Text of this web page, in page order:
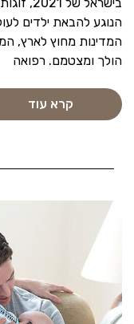
הנוגע להבאת ילדים
המדינות מחוץ לארץ,
הולך ומצטמם. רפואה
קרא עוד